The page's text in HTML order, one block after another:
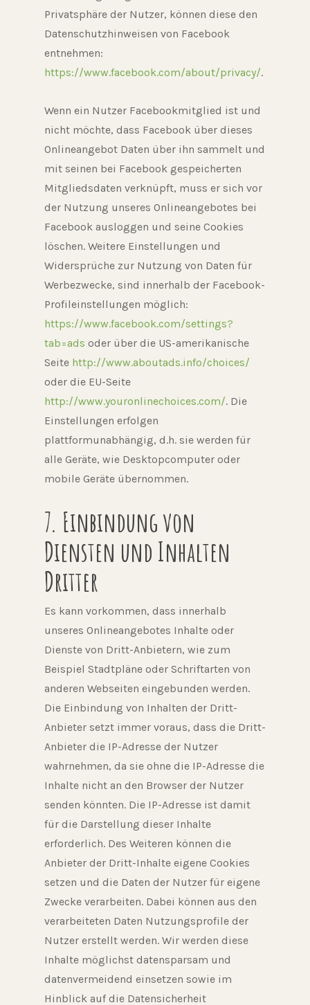
Privatsphäre der Nutzer, können diese den
Datenschutzhinweisen von Facebook
entnehmen:
https://www.facebook.com/about/privacy/.
Wenn ein Nutzer Facebookmitglied ist und
nicht möchte, dass Facebook über dieses
Onlineangebot Daten über ihn sammelt und
mit seinen bei Facebook gespeicherten
Mitgliedsdaten verknüpft, muss er sich vor
der Nutzung unseres Onlineangebotes bei
Facebook ausloggen und seine Cookies
löschen. Weitere Einstellungen und
Widersprüche zur Nutzung von Daten für
Werbezwecke, sind innerhalb der Facebook-
Profileinstellungen möglich:
https://www.facebook.com/settings?
tab=ads oder über die US-amerikanische
Seite http://www.aboutads.info/choices/
oder die EU-Seite
http://www.youronlinechoices.com/. Die
Einstellungen erfolgen
plattformunabhängig, d.h. sie werden für
alle Geräte, wie Desktopcomputer oder
mobile Geräte übernommen.
7. Einbindung von
Diensten und Inhalten
Dritter
Es kann vorkommen, dass innerhalb
unseres Onlineangebotes Inhalte oder
Dienste von Dritt-Anbietern, wie zum
Beispiel Stadtpläne oder Schriftarten von
anderen Webseiten eingebunden werden.
Die Einbindung von Inhalten der Dritt-
Anbieter setzt immer voraus, dass die Dritt-
Anbieter die IP-Adresse der Nutzer
wahrnehmen, da sie ohne die IP-Adresse die
Inhalte nicht an den Browser der Nutzer
senden könnten. Die IP-Adresse ist damit
für die Darstellung dieser Inhalte
erforderlich. Des Weiteren können die
Anbieter der Dritt-Inhalte eigene Cookies
setzen und die Daten der Nutzer für eigene
Zwecke verarbeiten. Dabei können aus den
verarbeiteten Daten Nutzungsprofile der
Nutzer erstellt werden. Wir werden diese
Inhalte möglichst datensparsam und
datenvermeidend einsetzen sowie im
Hinblick auf die Datensicherheit